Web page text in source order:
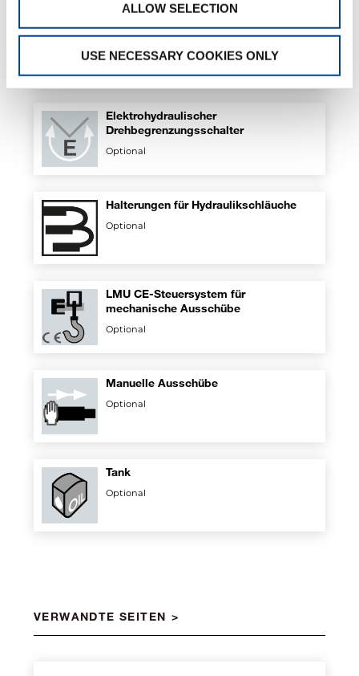
ALLOW SELECTION
USE NECESSARY COOKIES ONLY
Luft-Öl-Wärmetauscher
Elektrohydraulischer
Drehbegrenzungsschalter
Optional
Halterungen für Hydraulikschläuche
Optional
LMU CE-Steuersystem für
mechanische Ausschübe
Optional
Manuelle Ausschübe
Optional
Tank
Optional
VERWANDTE SEITEN